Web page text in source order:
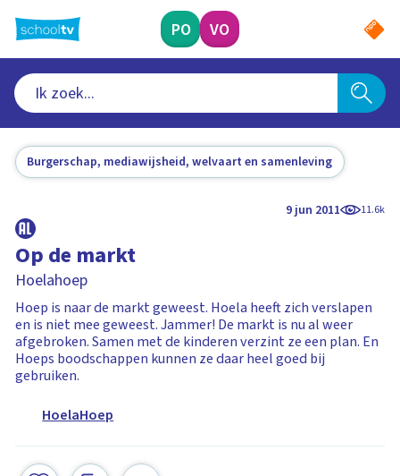
naar
hoofdinhoud
PO VO
Burgerschap, mediawijsheid, welvaart en samenleving
9 jun 2011 11.6k
Op de markt
Hoelahoep
Hoep is naar de markt geweest. Hoela heeft zich verslapen
en is niet mee geweest. Jammer! De markt is nu al weer
afgebroken. Samen met de kinderen verzint ze een plan. En
Hoeps boodschappen kunnen ze daar heel goed bij
gebruiken.
HoelaHoep